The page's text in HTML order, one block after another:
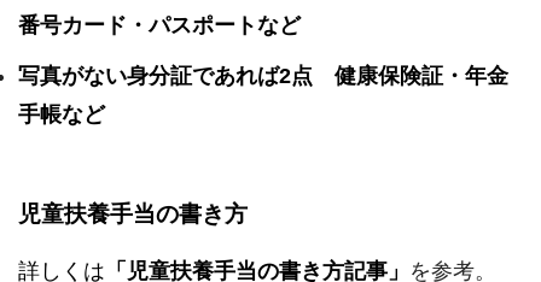
番号カード・パスポートなど
写真がない身分証であれば2点 健康保険証・年金
手帳など
児童扶養手当の書き方
詳しくは 「児童扶養手当の書き方記事」 を参考。